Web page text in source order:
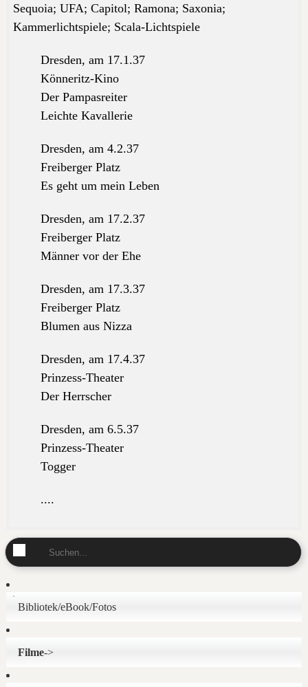
Sequoia; UFA; Capitol; Ramona; Saxonia;
Kammerlichtspiele; Scala-Lichtspiele
Dresden, am 17.1.37
Könneritz-Kino
Der Pampasreiter
Leichte Kavallerie
Dresden, am 4.2.37
Freiberger Platz
Es geht um mein Leben
Dresden, am 17.2.37
Freiberger Platz
Männer vor der Ehe
Dresden, am 17.3.37
Freiberger Platz
Blumen aus Nizza
Dresden, am 17.4.37
Prinzess-Theater
Der Herrscher
Dresden, am 6.5.37
Prinzess-Theater
Togger
....
Bibliotek/eBook/Fotos
Filme->